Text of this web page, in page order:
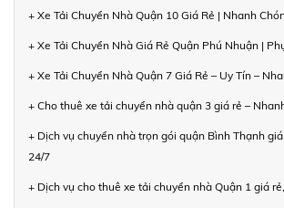
+ Xe Tải Chuyển Nhà Quận 10 Giá Rẻ | Nhanh
+ Xe Tải Chuyển Nhà Giá Rẻ Quận Phú Nhuận |
+ Xe Tải Chuyển Nhà Quận 7 Giá Rẻ – Uy Tín –
+ Cho thuê xe tải chuyển nhà quận 3 giá rẻ –
+ Dịch vụ chuyển nhà trọn gói quận Bình Thạnh
24/7
+ Dịch vụ cho thuê xe tải chuyển nhà Quận 1 giá